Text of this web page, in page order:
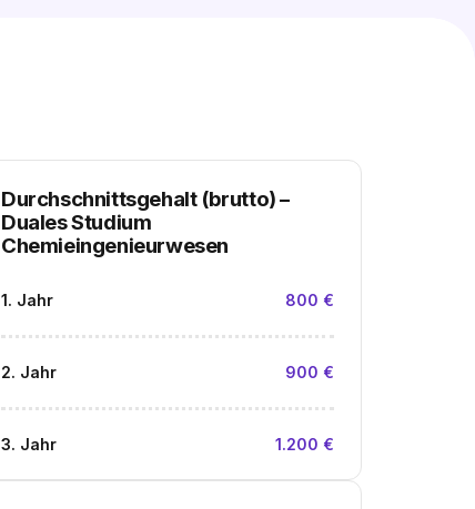
Durchschnittsgehalt (brutto)–
Duales Studium
Chemieingenieurwesen
1. Jahr 800 €
2. Jahr 900 €
3. Jahr 1.200 €